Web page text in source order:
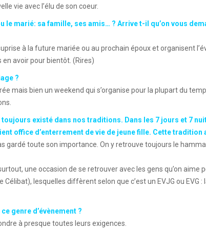
vie avec l’élu de son coeur.
marié: sa famille, ses amis… ? Arrive t-il qu’on vous
à la future mariée ou au prochain époux et organisent
en avoir pour bientôt. (Rires)
?
mais bien un weekend qui s’organise pour la plupart du
existé dans nos traditions. Dans les 7 jours et 7
office d’enterrement de vie de jeune fille. Cette
gardé toute son importance. On y retrouve toujours le
une occasion de se retrouver avec les gens qu’on
lesquelles diffèrent selon que c’est un EVJG ou
genre d’évènement ?
à presque toutes leurs exigences.